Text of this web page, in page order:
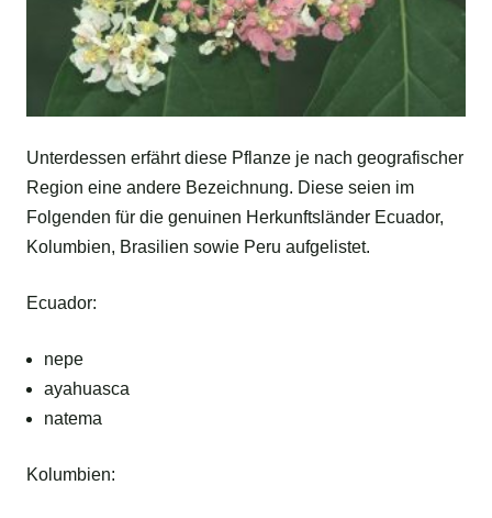
Unterdessen erfährt diese Pflanze je nach geografischer
Region eine andere Bezeichnung. Diese seien im
Folgenden für die genuinen Herkunftsländer Ecuador,
Kolumbien, Brasilien sowie Peru aufgelistet.
Ecuador:
nepe
ayahuasca
natema
Kolumbien: